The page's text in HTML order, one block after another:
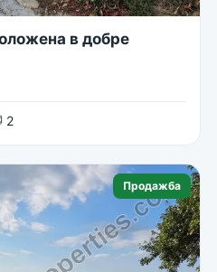
в добре
2
Продажба